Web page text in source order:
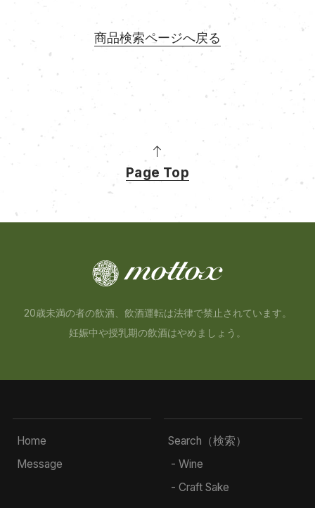
商品検索ページへ戻る
Page Top
20歳未満の者の飲酒、飲酒運転は法律で禁止されています。
妊娠中や授乳期の飲酒はやめましょう。
Home
Message
Search（検索）
- Wine
- Craft Sake